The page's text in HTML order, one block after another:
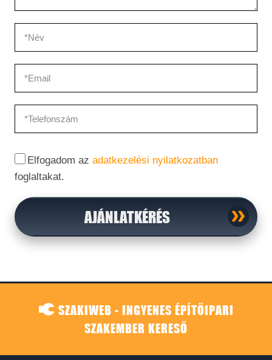
Elfogadom az adatkezelési nyilatkozatban
foglaltakat.
AJÁNLATKÉRÉS
SZAKIWEB - INGYENES ÉPÍTŐIPARI
SZAKEMBER KERESŐ